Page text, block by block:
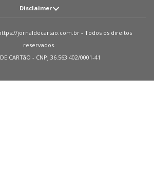
Disclaimer
de qualquer tipo de produto financeiro, seja
ou empréstimo. Caso isto aconteça nos
Observações: O JORNAL DE CARTãO
podem divergir das informações
jornaldecartao.com.br - Todos os direitos
reservados.
CARTãO - CNPJ 36.563.402/0001-41